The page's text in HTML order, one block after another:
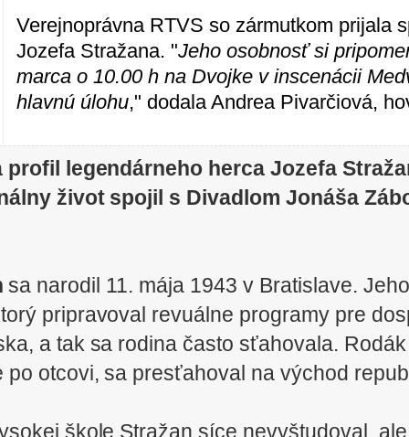
Verejnoprávna RTVS so zármutkom prijala
Jozefa Stražana. "Jeho osobnosť si
marca o 10.00 h na Dvojke v inscenácii
hlavnú úlohu," dodala Andrea Pivarčiová,
profil legendárneho herca Jozefa
život spojil s Divadlom Jonáša
sa narodil 11. mája 1943 v Bratislave.
pripravoval revuálne programy pre
a tak sa rodina často sťahovala.
po otcovi, sa presťahoval na východ
škole Stražan síce nevyštudoval,